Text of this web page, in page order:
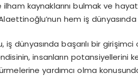
kaynaklarını bulmak ve
hem iş
dünyasında başarılı bir girişimci
insanların
yardımcı olma